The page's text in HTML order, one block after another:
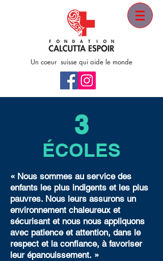
Un coeur suisse qui aide le monde
3
ÉCOLES
« Nous sommes au service des
enfants les plus indigents et les plus
pauvres. Nous leurs assurons un
environnement chaleureux et
sécurisant et nous nous appliquons
avec patience et attention, dans le
respect et la confiance, à favoriser
leur épanouissement. »